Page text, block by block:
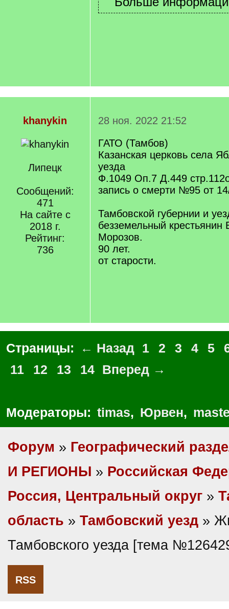
khanykin
Липецк
Сообщений:
471
На сайте с
2018 г.
Рейтинг:
736
28 ноя. 2022 21:52
ГАТО (Тамбов)
Казанская церковь села
уезда
Ф.1049 Оп.7 Д.449
запись о смерти №95 от
Тамбовской губернии и
безземельный
Морозов.
90 лет.
от старости.
Страницы: ← Назад 1 2 3 4 5
11
12 13 14 Вперед →
Модераторы: timas, Юрвен,
Форум » Географический
И РЕГИОНЫ » Российская
Россия, Центральный округ »
область » Тамбовский уезд »
Тамбовского уезда [тема
RSS